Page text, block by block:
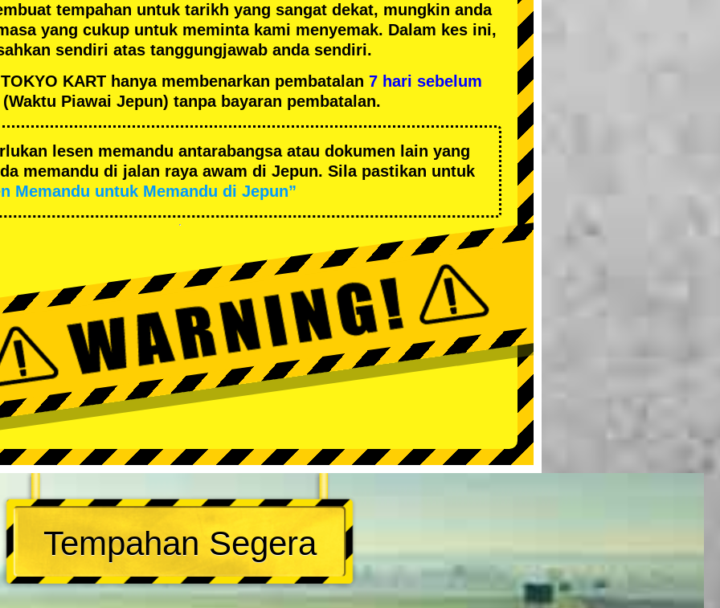
tempahan untuk tarikh yang sangat dekat, mungkin anda
yang cukup untuk meminta kami menyemak. Dalam kes ini,
sendiri atas tanggungjawab anda sendiri.
KART hanya membenarkan pembatalan 7 hari sebelum
Piawai Jepun) tanpa bayaran pembatalan.
lesen memandu antarabangsa atau dokumen lain yang
memandu di jalan raya awam di Jepun. Sila pastikan untuk
Memandu untuk Memandu di Jepun”
Tempahan Segera